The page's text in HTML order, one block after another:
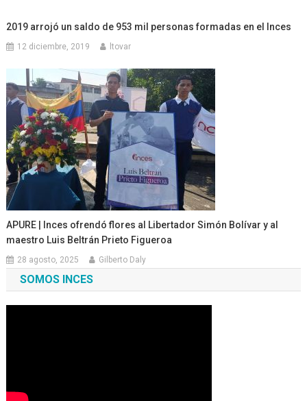
2019 arrojó un saldo de 953 mil personas formadas en el Inces
12 diciembre, 2019 ltovar
APURE | Inces ofrendó flores al Libertador Simón Bolívar y al
maestro Luis Beltrán Prieto Figueroa
28 agosto, 2025 Gilberto Daly
SOMOS INCES